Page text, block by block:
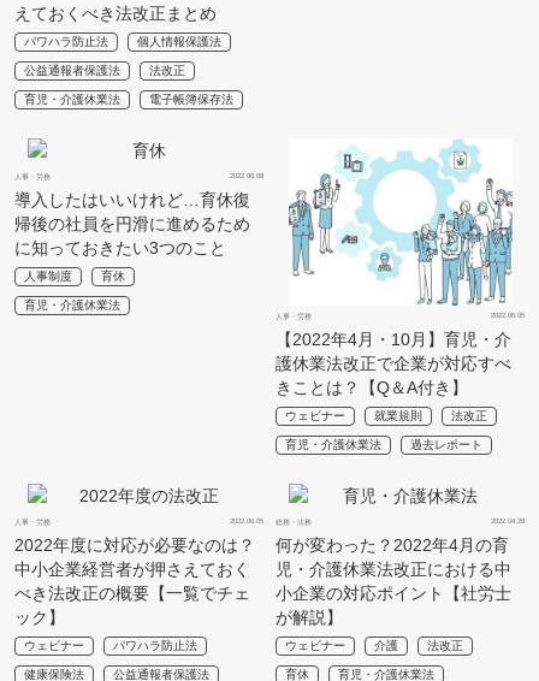
えておくべき法改正まとめ
パワハラ防止法 個人情報保護法
公益通報者保護法 法改正
育児・介護休業法 電子帳簿保存法
人事・労務 2022.06.08
導入したはいいけれど…育休復
帰後の社員を円滑に進めるため
に知っておきたい3つのこと
人事制度 育休
育児・介護休業法
人事・労務 2022.06.05
【2022年4月・10月】育児・介
護休業法改正で企業が対応すべ
きことは？【Q＆A付き】
ウェビナー 就業規則 法改正
育児・介護休業法 過去レポート
人事・労務 2022.06.05
2022年度に対応が必要なのは？
中小企業経営者が押さえておく
べき法改正の概要【一覧でチェ
ック】
ウェビナー パワハラ防止法
健康保険法 公益通報者保護法
総務・法務 2022.04.28
何が変わった？2022年4月の育
児・介護休業法改正における中
小企業の対応ポイント【社労士
が解説】
ウェビナー 介護 法改正
育休 育児・介護休業法